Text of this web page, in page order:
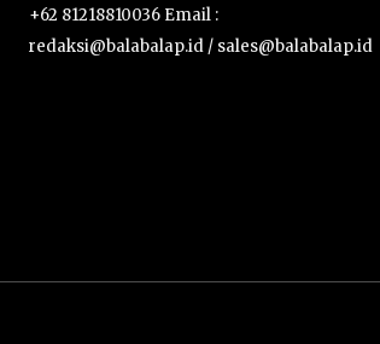
+62 81218810036 Email :
redaksi@balabalap.id / sales@balabalap.id